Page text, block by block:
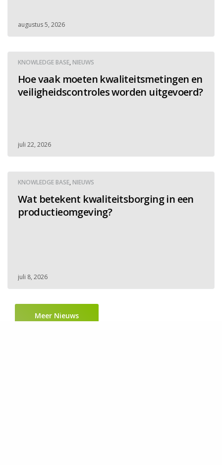
augustus 5, 2026
KNOWLEDGE BASE, NIEUWS
Hoe vaak moeten kwaliteitsmetingen en
veiligheidscontroles worden uitgevoerd?
juli 22, 2026
KNOWLEDGE BASE, NIEUWS
Wat betekent kwaliteitsborging in een
productieomgeving?
juli 8, 2026
Meer Nieuws